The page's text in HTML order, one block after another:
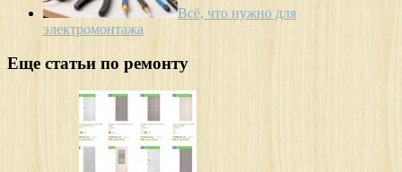
Всё, что нужно для
электромонтажа
Еще статьи по ремонту